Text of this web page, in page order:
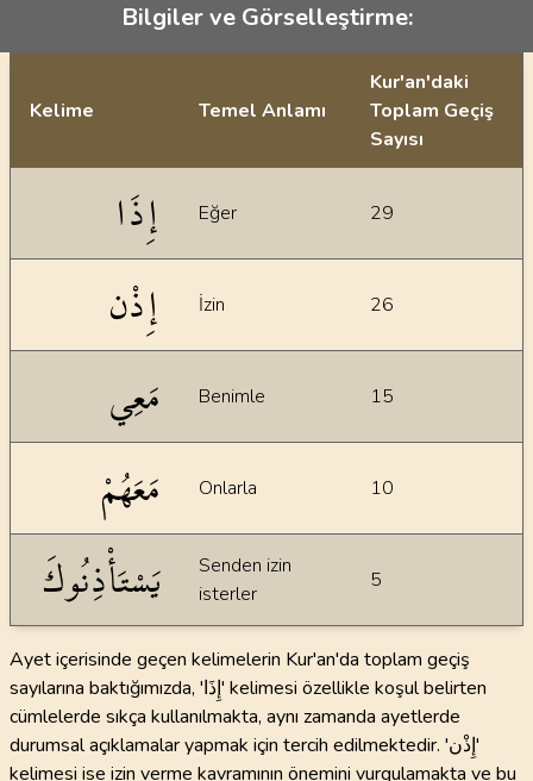
Bilgiler ve Görselleştirme:
Kelime Temel Anlamı
Kur'an'daki
Toplam Geçiş
Sayısı
إِذَا Eğer 29
إِذْن İzin 26
مَعِي Benimle 15
مَعَهُمْ Onlarla 10
يَسْتَأْذِنُوكَ
Senden izin
isterler
5
Ayet içerisinde geçen kelimelerin Kur'an'da toplam geçiş
sayılarına baktığımızda, 'إِذَا' kelimesi özellikle koşul belirten
cümlelerde sıkça kullanılmakta, aynı zamanda ayetlerde
durumsal açıklamalar yapmak için tercih edilmektedir. 'إِذْن'
kelimesi ise izin verme kavramının önemini vurgulamakta ve bu